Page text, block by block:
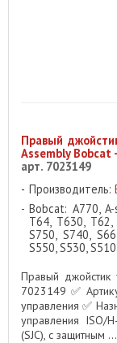
Правый
Assembly Bobcat
арт. 7023149
Производитель:
Bobcat: A770,
T64, T630,
S750, S740,
S550, S530,
Правый джойстик
7023149 ✅
управления ✅
управления ISO/
(SJC), с защитным ...